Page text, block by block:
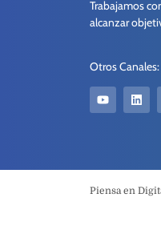
Trabajamos
alcanzar
Otros Canales:
Piensa en